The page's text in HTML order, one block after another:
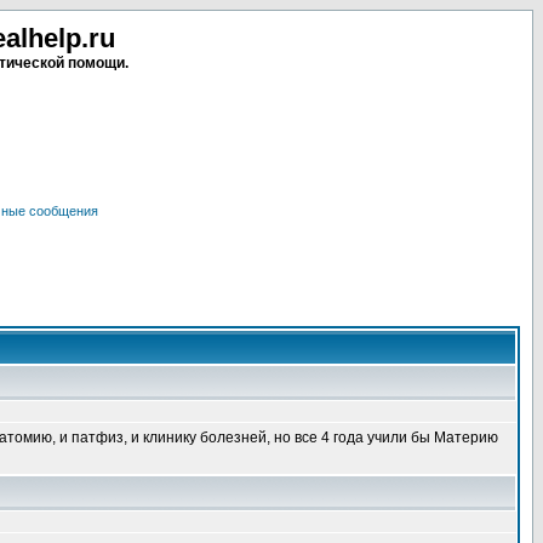
помощи.
сообщения
и патфиз, и клинику болезней, но все 4 года учили бы Материю